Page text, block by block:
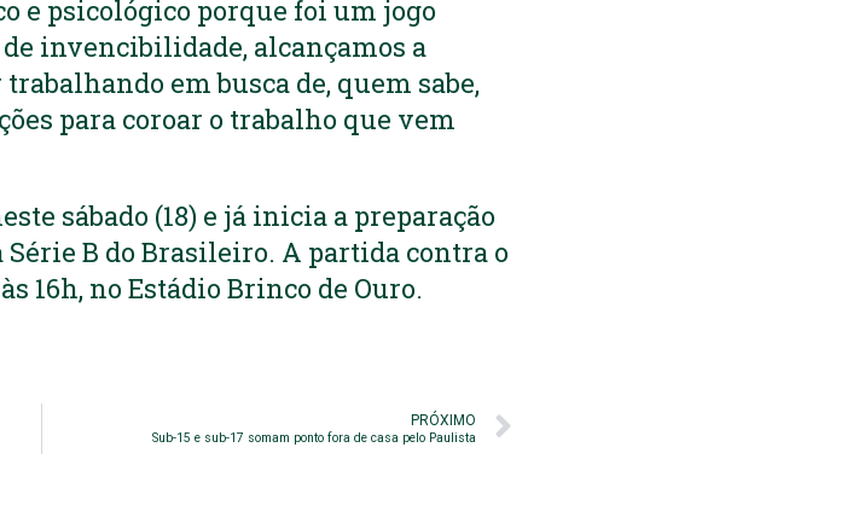
e psicológico porque foi um jogo
de invencibilidade, alcançamos a
em busca de, quem sabe,
para coroar o trabalho que vem
sábado (18) e já inicia a preparação
B do Brasileiro. A partida contra o
16h, no Estádio Brinco de Ouro.
PRÓXIMO
Sub-15 e sub-17 somam ponto fora de casa pelo Paulista